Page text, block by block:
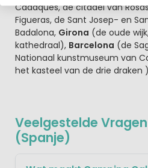
Cadaques, de citadel van
Figueras, de Sant Josep- en
Badalona, Girona (de oude
kathedraal), Barcelona (de
Nationaal kunstmuseum van
het kasteel van de drie draken
Veelgestelde
(Spanje)